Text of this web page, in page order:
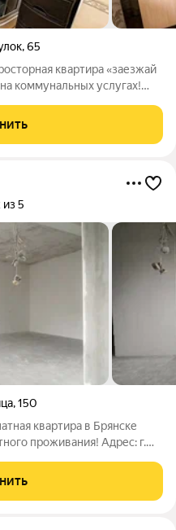
,65
квартира «заезжай
коммунальных услугах!
продается со всей
из 5
,150
квартира в Брянске
проживания! Адрес: г.
собственник